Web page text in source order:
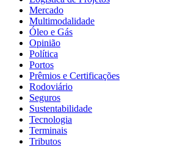
Mercado
Multimodalidade
Óleo e Gás
Opinião
Política
Portos
Prêmios e Certificações
Rodoviário
Seguros
Sustentabilidade
Tecnologia
Terminais
Tributos